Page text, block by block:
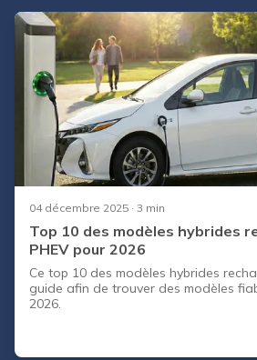
04 décembre 2025 · 3 min
Top 10 des modèles hybrides
PHEV pour 2026
Ce top 10 des modèles hybrides
guide afin de trouver des modèles
2026.